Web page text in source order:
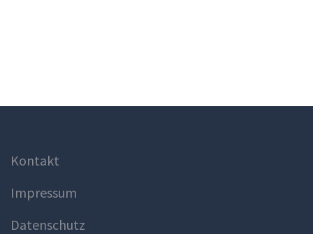
Kontakt
Impressum
Datenschutz